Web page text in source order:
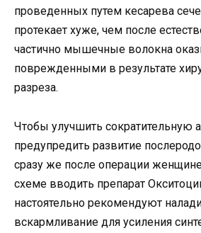
проведенных путем кесарева
протекает хуже, чем после
частично мышечные волокна
поврежденными в результате
разреза.
Чтобы улучшить сократительную
предупредить развитие
сразу же после операции
схеме вводить препарат
настоятельно рекомендуют
вскармливание для усиления